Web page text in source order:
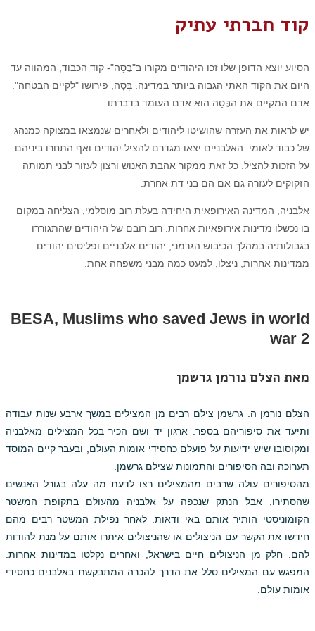
קוד חברתי עתיק
הסיוע יוצא הדופן שלו זכו היהודים מקורו ב"בֶּסָה"- קוד הכבוד, המהווה עד
היום את הקוד האתי הגבוה ביותר במדינה. בֶּסָה, פירושו "לקיים הבטחה".
אדם המקיים את הבֶּסָה הוא אדם העומד בדברתו.
יש לראות את העזרה שהושיטו ליהודים ולאחרים שנמצאו במצוקה כמנהג
של כבוד לאומי. האלבניים יצאו מגדרם להציל יהודים ואף התחרו ביניהם
על הזכות להציל. כל זאת ממקור אהבת האנוש ורצון לעזור לבני תמותה
הזקוקים לעזרה גם אם הם בני דת אחרת.
אלבניה, המדינה האירופאית היחידה בעלת רוב מוסלמי, הצליחה במקום
בו נכשלו מדינות אירופאיות אחרות. רוב רובם של היהודים שהתגוררו
בגבולותיה במהלך הכיבוש הגרמני, יהודים אלבניים ופליטים יהודים
ממדינות אחרות, ניצלו, למעט כמה מבני משפחה אחת.
BESA, Muslims who saved Jews in world
war 2
מאת הצלם נורמן גרשמן
הצלם נורמן ה. גרשמן צילם רבים מן המצילים במשך ארבע שנות עבודה
ותיעד את סיפוריהם בספר. ארגון יד ושם הכיר בכל המצילים מאלבניה
ומקוסובו שיש ידיעות על פועלם כחסידי אומות העולם, ובעבר קיים המוסד
תערוכה ובה הסיפורים והתמונות שצילם גרשמן.
מהסיפורים עולה שרבים מהמצילים רצו לדעת מה עלה בגורל האנשים
שהסתירו, אבל הנתק שנכפה על אלבניה מהעולם בתקופת המשטר
הקומוניסטי הותיר אותם באי ודאות. לאחר נפילת המשטר רבים מהם
חידשו את הקשר עם הניצולים או שהניצולים איתרו אותם על מנת להודות
להם. חלק מן הניצולים חיים בישראל, ואחרים נקלטו במדינות אחרות.
המפגש עם המצילים סלל את הדרך להכרה המתבקשת באלבנים כחסידי
אומות עולם.